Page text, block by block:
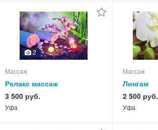
2
Массаж
Релакс массаж
3 500 руб.
Уфа
Массаж
Лингам
2 500 руб.
Уфа